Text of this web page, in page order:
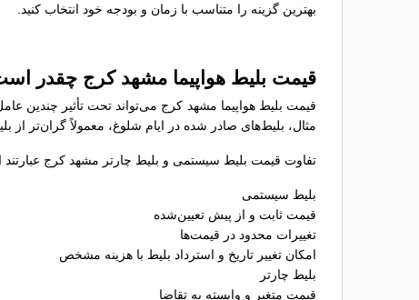
بهترین گزینه را متناسب با زمان و بودجه خود انتخاب کنید.
قیمت بلیط هواپیما مشهد کرج چقدر
قیمت بلیط هواپیما مشهد کرج می‌تواند تحت تأثیر چندین
مثال، بلیط‌های صادر شده در ایام شلوغ، معمولاً گران‌تر
تفاوت قیمت بلیط سیستمی و بلیط چارتر مشهد کرج عبارتند
بلیط سیستمی
قیمت ثابت و از پیش تعیین‌شده
تغییرات محدود در قیمت‌ها
امکان تغییر تاریخ و استرداد بلیط با هزینه مشخص
بلیط چارتر
قیمت متغیر و وابسته به تقاضا